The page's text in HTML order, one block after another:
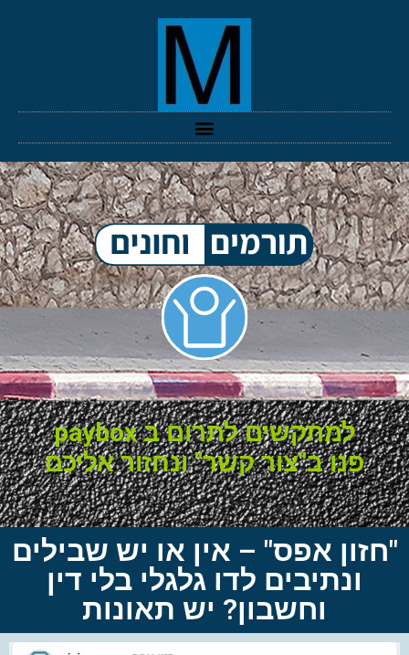
למתקשים לתרום ב paybox
פנו ב"צור קשר" ונחזור אליכם
"חזון אפס" – אין או יש שבילים
ונתיבים לדו גלגלי בלי דין
וחשבון? יש תאונות